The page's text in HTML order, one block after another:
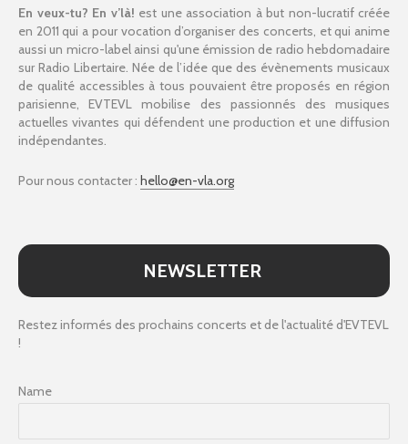
En veux-tu? En v’là! est une association à but non-lucratif créée
en 2011 qui a pour vocation d’organiser des concerts, et qui anime
aussi un micro-label ainsi qu'une émission de radio hebdomadaire
sur Radio Libertaire. Née de l’idée que des évènements musicaux
de qualité accessibles à tous pouvaient être proposés en région
parisienne, EVTEVL mobilise des passionnés des musiques
actuelles vivantes qui défendent une production et une diffusion
indépendantes.
Pour nous contacter : hello@en-vla.org
NEWSLETTER
Restez informés des prochains concerts et de l'actualité d'EVTEVL
!
Name